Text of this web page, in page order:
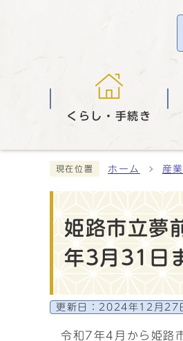
くらし・手続き
現在位置 ホーム 産
姫路市立夢
年3月31日
更新日： 2024年12月27
令和7年4月から姫路